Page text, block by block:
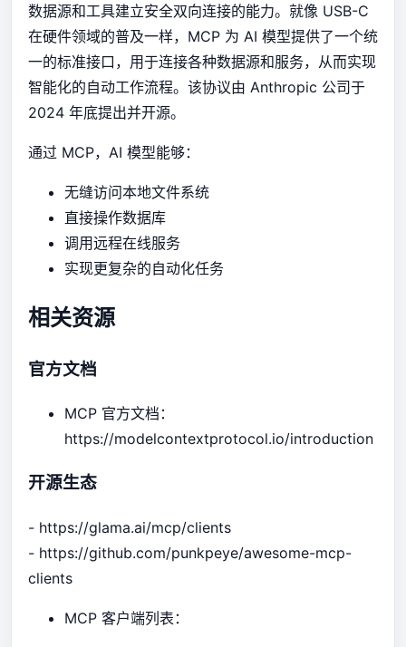
数据源和工具建立安全双向连接的能力。就像 USB-C
在硬件领域的普及一样，MCP 为 AI 模型提供了一个统
一的标准接口，用于连接各种数据源和服务，从而实现
智能化的自动工作流程。该协议由 Anthropic 公司于
2024 年底提出并开源。
通过 MCP，AI 模型能够：
无缝访问本地文件系统
直接操作数据库
调用远程在线服务
实现更复杂的自动化任务
相关资源
官方文档
MCP 官方文档：
https://modelcontextprotocol.io/introduction
开源生态
- https://glama.ai/mcp/clients
- https://github.com/punkpeye/awesome-mcp-
clients
MCP 客户端列表：